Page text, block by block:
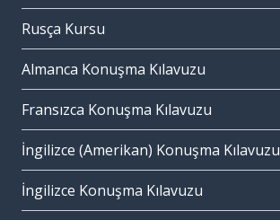
Rusça Kursu
Almanca Konuşma Kılavuzu
Fransızca Konuşma Kılavuzu
İngilizce (Amerikan) Konuşma Kılavuzu
İngilizce Konuşma Kılavuzu